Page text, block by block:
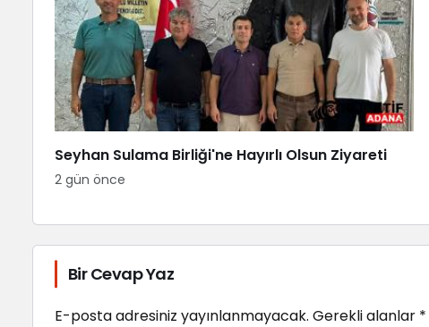
Seyhan Sulama Birliği'ne Hayırlı Olsun Ziyareti
2 gün önce
Bir Cevap Yaz
E-posta adresiniz yayınlanmayacak. Gerekli alanlar *